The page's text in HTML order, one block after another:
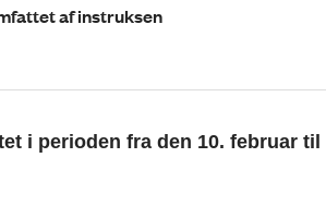
af instruksen
i perioden fra den 10. februar